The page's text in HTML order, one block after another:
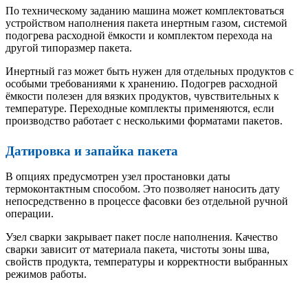
По техническому заданию машина может комплектоваться
устройством наполнения пакета инертным газом, системой
подогрева расходной ёмкости и комплектом перехода на
другой типоразмер пакета.
Инертный газ может быть нужен для отдельных продуктов с
особыми требованиями к хранению. Подогрев расходной
ёмкости полезен для вязких продуктов, чувствительных к
температуре. Переходные комплекты применяются, если
производство работает с несколькими форматами пакетов.
Датировка и запайка пакета
В опциях предусмотрен узел простановки даты
термоконтактным способом. Это позволяет наносить дату
непосредственно в процессе фасовки без отдельной ручной
операции.
Узел сварки закрывает пакет после наполнения. Качество
сварки зависит от материала пакета, чистоты зоны шва,
свойств продукта, температуры и корректности выбранных
режимов работы.